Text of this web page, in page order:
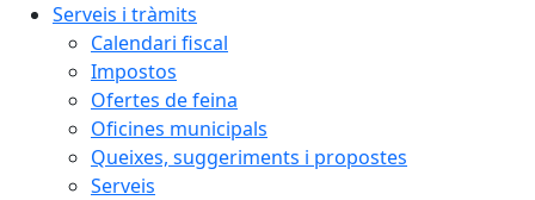
Serveis i tràmits
Calendari fiscal
Impostos
Ofertes de feina
Oficines municipals
Queixes, suggeriments i propostes
Serveis